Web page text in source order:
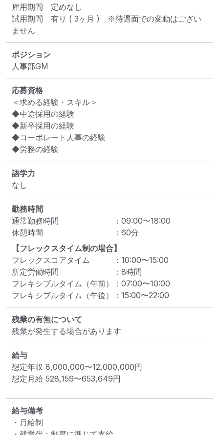
雇用期間　定めなし
試用期間	有り ( 3ヶ月 )　※待遇面での変動はござい
ません
ポジション
人事部GM
応募資格
＜求める経験・スキル＞
◆中途採用の経験
◆新卒採用の経験
◆コーポレート人事の経験
◆労務の経験
語学力
なし
勤務時間
通常勤務時間
： 09:00〜18:00
休憩時間
： 60分
【フレックスタイム制の場合】
フレックスコアタイム
： 10:00〜15:00
所定労働時間
： 8時間
フレキシブルタイム（午前）
： 07:00〜10:00
フレキシブルタイム（午後）
： 15:00〜22:00
残業の有無について
残業が発生する場合があります
給与
想定年収 8,000,000〜12,000,000円
想定月給 528,159〜653,649円
給与備考
・月給制